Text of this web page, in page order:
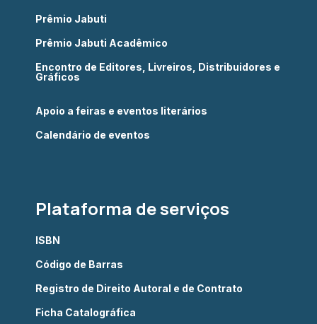
Prêmio Jabuti
Prêmio Jabuti Acadêmico
Encontro de Editores, Livreiros, Distribuidores e
Gráficos
Apoio a feiras e eventos literários
Calendário de eventos
Plataforma de serviços
ISBN
Código de Barras
Registro de Direito Autoral e de Contrato
Ficha Catalográfica